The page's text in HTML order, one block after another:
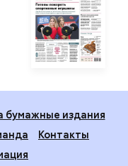
бумажные издания
Контакты